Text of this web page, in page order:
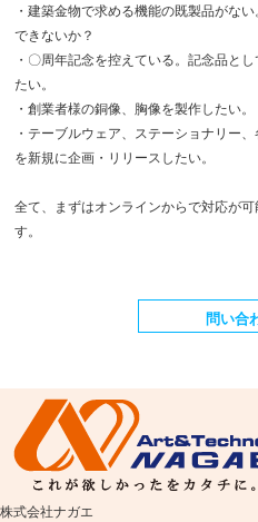
・建築金物で求める機能の既製品がな
できないか？
・〇周年記念を控えている。記念品と
たい。
・創業者様の銅像、胸像を製作したい。
・テーブルウェア、ステーショナリー
を新規に企画・リリースしたい。
全て、まずはオンラインからで対応が
す。
問い合
株式会社ナガエ